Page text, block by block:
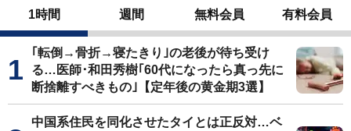
1時間 週間 無料会員 有料会員
｢転倒→骨折→寝たきり｣の老後が待ち受け
る…医師･和田秀樹｢60代になったら真っ先に
断捨離すべきもの｣【定年後の黄金期3選】
中国系住民を同化させたタイとは正反対…ベ